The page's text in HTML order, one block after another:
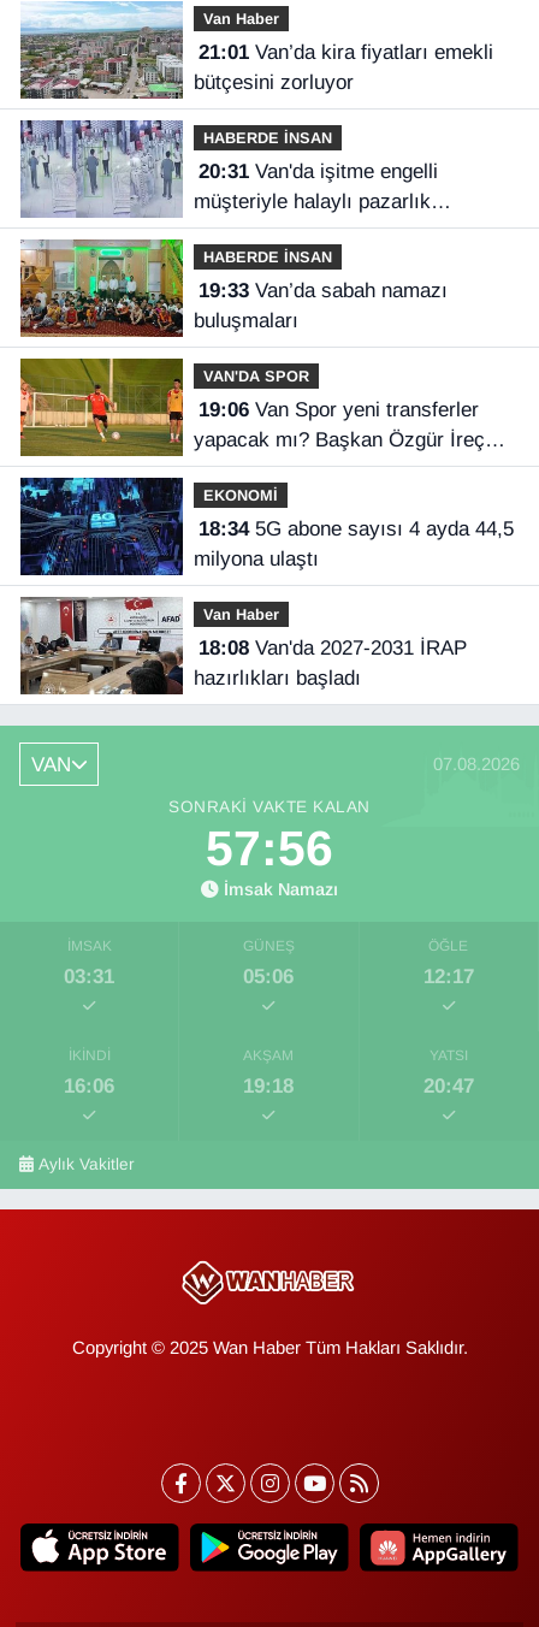
Van Haber
21:01Van’da kira fiyatları emekli
bütçesini zorluyor
HABERDE İNSAN
20:31Van'da işitme engelli
müşteriyle halaylı pazarlık
gülümsetti
HABERDE İNSAN
19:33Van’da sabah namazı
buluşmaları
VAN'DA SPOR
19:06Van Spor yeni transferler
yapacak mı? Başkan Özgür İreç
İlhan açıkladı
EKONOMİ
18:345G abone sayısı 4 ayda 44,5
milyona ulaştı
Van Haber
18:08Van'da 2027-2031 İRAP
hazırlıkları başladı
VAN 07.08.2026
SONRAKI VAKTE KALAN
57:55
İmsak Namazı
İMSAK
03:31
GÜNEŞ
05:06
ÖĞLE
12:17
İKINDI
16:06
AKŞAM
19:18
YATSI
20:47
Aylık Vakitler
Copyright © 2025 Wan Haber Tüm Hakları Saklıdır.